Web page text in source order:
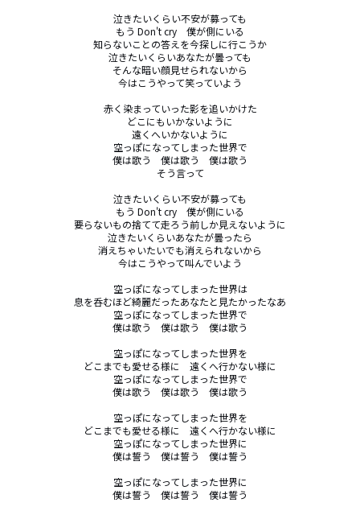
泣きたいくらい不安が募っても
もう Don't cry　僕が側にいる
知らないことの答えを今探しに行こうか
泣きたいくらいあなたが曇っても
そんな暗い顔見せられないから
今はこうやって笑っていよう
赤く染まっていった影を追いかけた
どこにもいかないように
遠くへいかないように
空っぽになってしまった世界で
僕は歌う　僕は歌う　僕は歌う
そう言って
泣きたいくらい不安が募っても
もう Don't cry　僕が側にいる
要らないもの捨てて走ろう前しか見えないように
泣きたいくらいあなたが曇ったら
消えちゃいたいでも消えられないから
今はこうやって叫んでいよう
空っぽになってしまった世界は
息を呑むほど綺麗だったあなたと見たかったなあ
空っぽになってしまった世界で
僕は歌う　僕は歌う　僕は歌う
空っぽになってしまった世界を
どこまでも愛せる様に　遠くへ行かない様に
空っぽになってしまった世界で
僕は歌う　僕は歌う　僕は歌う
空っぽになってしまった世界を
どこまでも愛せる様に　遠くへ行かない様に
空っぽになってしまった世界に
僕は誓う　僕は誓う　僕は誓う
空っぽになってしまった世界に
僕は誓う　僕は誓う　僕は誓う